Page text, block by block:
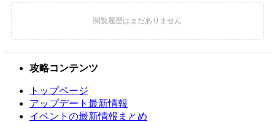
攻略コンテンツ
トップページ
アップデート最新情報
イベントの最新情報まとめ